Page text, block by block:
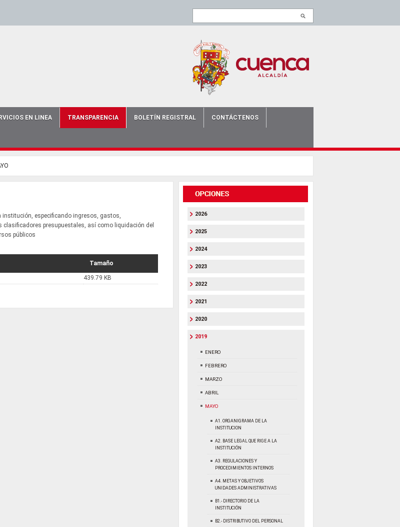
EN LINEA TRANSPARENCIA BOLETÍN REGISTRAL CONTÁCTENOS
especificando ingresos, gastos,
presupuestales, así como liquidación del
públicos
Tamaño
439.79 KB
2026
2025
2024
2023
2022
2021
2020
2019
ENERO
FEBRERO
MARZO
ABRIL
MAYO
A1. ORGANIGRAMA DE LA
INSTITUCION
A2. BASE LEGAL QUE RIGE A LA
INSTITUCIÓN
A3. REGULACIONES Y
PROCEDIMIENTOS INTERNOS
A4. METAS Y OBJETIVOS
UNIDADES ADMINISTRATIVAS
B1.- DIRECTORIO DE LA
INSTITUCIÓN
B2.- DISTRIBUTIVO DEL PERSONAL